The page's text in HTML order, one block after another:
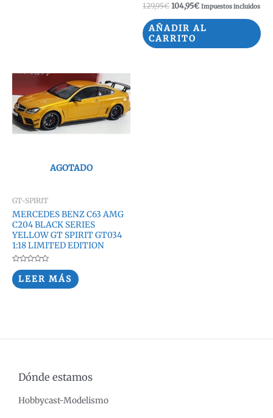
Valorado
con
de
5
129,95€ El
original
era:
129,95€.
104,95€El
actual
Impuestos incluidos
AÑADIR AL
CARRITO
AGOTADO
GT-SPIRIT
MERCEDES BENZ C63 AMG
C204 BLACK SERIES
YELLOW GT SPIRIT GT034
1:18 LIMITED EDITION
Valorado
con
0
de
LEER MÁS
Dónde estamos
Hobbycast-Modelismo